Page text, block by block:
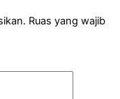
Ruas yang wajib